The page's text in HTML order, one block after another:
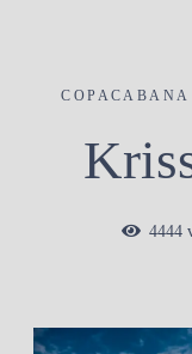
4444